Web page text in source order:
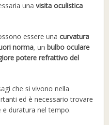
unavisita oculistica
essere unacurvatura
norma, unbulbo oculare
potere refrattivo del
che si vivono nella
ed è necessario trovare
e duratura nel tempo.